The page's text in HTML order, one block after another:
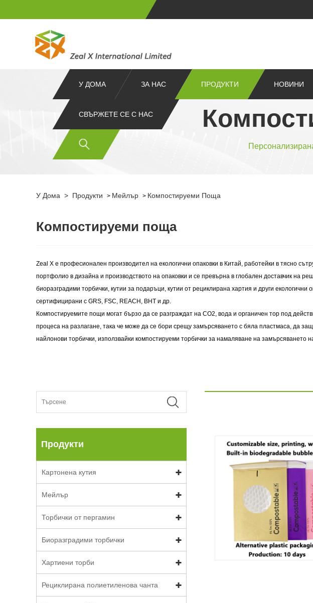
У ДОМА ЗА НАС ПРОДУКТИ НОВИНИ
СВЪРЖЕТЕ СЕ С НАС
У Дома > Продукти > Мейлър > Компостируеми Поща
Компостируеми поща
Zeal X е професионален производител на екологични опаковки в Китай, работейки в тясно
портфолио в дизайна и производството на опаковки и се превърна в глобален доставчик на
биоразградими торбички, кутии за подаръци, кутии от рециклирана хартия и други
сертифицирани с GRS, FSC, REACH, BHT и др.
Компостируемите пощи могат бързо да се разграждат на CO2, вода и органичен тор под
процеса на разлагане, така че може да се бори срещу замърсяването с бяла пластмаса, да
найлонови торбички, използвайки компостируеми торбички за намаляване на замърсяването
Продукти
Картонена кутия
Мейлър
Торбички от пергамин
Биоразградими торбички
Хартиени торби
Рециклирана полиетиленова чанта